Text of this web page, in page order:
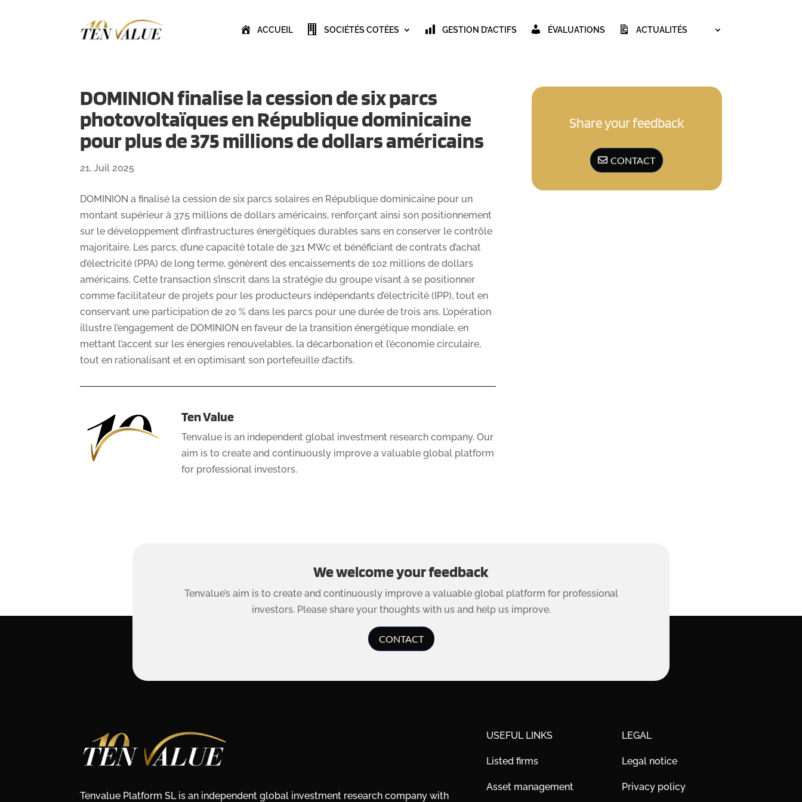
ACCUEIL SOCIÉTÉS COTÉES GESTION D’ACTIFS ÉVALUATIONS ACTUALITÉS
DOMINION finalise la cession de six parcs
photovoltaïques en République dominicaine
pour plus de 375 millions de dollars américains
21, Juil 2025
DOMINION a finalisé la cession de six parcs solaires en République dominicaine pour un
montant supérieur à 375 millions de dollars américains, renforçant ainsi son positionnement
sur le développement d’infrastructures énergétiques durables sans en conserver le contrôle
majoritaire. Les parcs, d’une capacité totale de 321 MWc et bénéficiant de contrats d’achat
d’électricité (PPA) de long terme, génèrent des encaissements de 102 millions de dollars
américains. Cette transaction s’inscrit dans la stratégie du groupe visant à se positionner
comme facilitateur de projets pour les producteurs indépendants d’électricité (IPP), tout en
conservant une participation de 20 % dans les parcs pour une durée de trois ans. L’opération
illustre l’engagement de DOMINION en faveur de la transition énergétique mondiale, en
mettant l’accent sur les énergies renouvelables, la décarbonation et l’économie circulaire,
tout en rationalisant et en optimisant son portefeuille d’actifs.
Ten Value
Tenvalue is an independent global investment research company. Our
aim is to create and continuously improve a valuable global platform
for professional investors.
Share your feedback
CONTACT
We welcome your feedback
Tenvalue’s aim is to create and continuously improve a valuable global platform for professional
investors. Please share your thoughts with us and help us improve.
CONTACT
Tenvalue Platform SL is an independent global investment research company with
USEFUL LINKS
Listed firms
Asset management
LEGAL
Legal notice
Privacy policy